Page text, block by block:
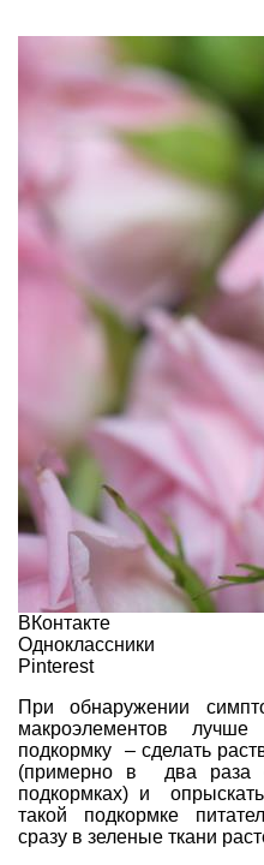
ВКонтакте
Одноклассники
Pinterest
При обнаружении
макроэлементов
подкормку – сделать
(примерно в два раза
подкормках) и
такой подкормке
сразу в зеленые ткани